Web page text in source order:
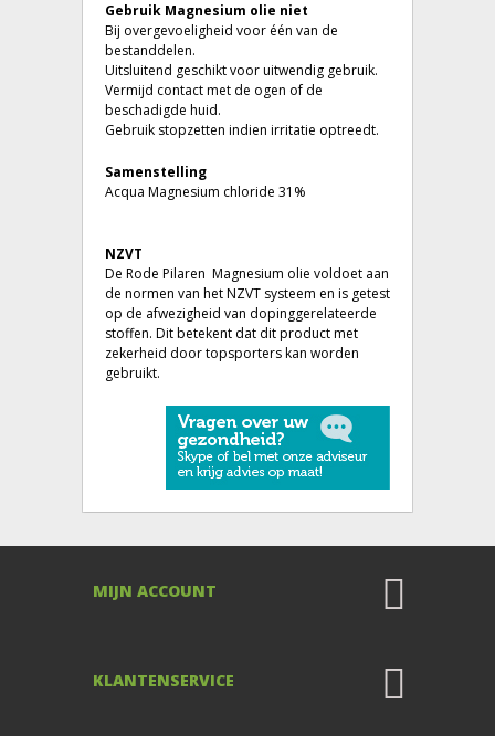
Gebruik Magnesium olie niet
Bij overgevoeligheid voor één van de
bestanddelen.
Uitsluitend geschikt voor uitwendig gebruik.
Vermijd contact met de ogen of de
beschadigde huid.
Gebruik stopzetten indien irritatie optreedt.
Samenstelling
Acqua Magnesium chloride 31%
NZVT
De Rode Pilaren Magnesium olie voldoet aan
de normen van het NZVT systeem en is getest
op de afwezigheid van dopinggerelateerde
stoffen. Dit betekent dat dit product met
zekerheid door topsporters kan worden
gebruikt.
MIJN ACCOUNT
KLANTENSERVICE